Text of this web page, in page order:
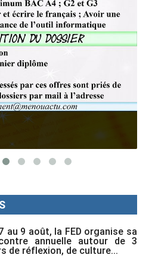
au 9 août, la FED organise sa
annuelle autour de 3
de réflexion, de culture...